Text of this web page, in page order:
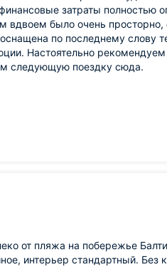
затраты полностью
вдвоем было очень
по последнему слову
Настоятельно
следующую поездку сюда.
от пляжа на побережье
интерьер стандартный.